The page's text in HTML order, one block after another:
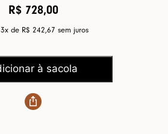
R$ 728,00
de R$ 242,67 sem juros
à sacola